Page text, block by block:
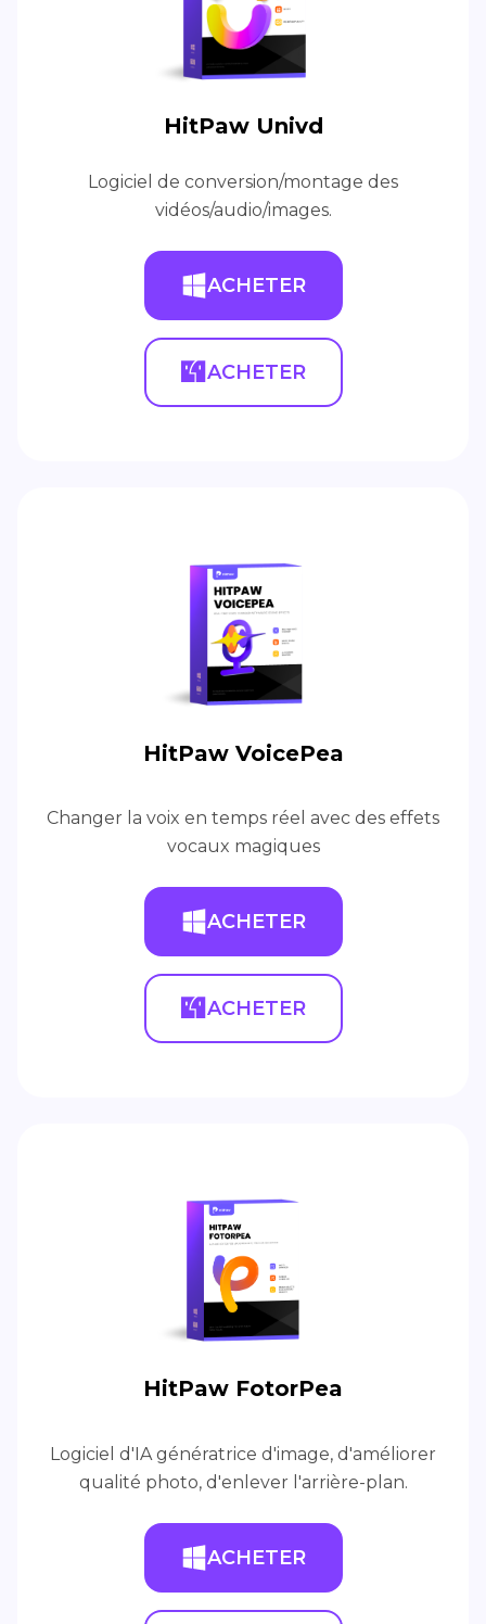
HitPaw Univd
Logiciel de conversion/montage des
vidéos/audio/images.
ACHETER
ACHETER
HitPaw VoicePea
Changer la voix en temps réel avec des effets
vocaux magiques
ACHETER
ACHETER
HitPaw FotorPea
Logiciel d'IA génératrice d'image, d'améliorer
qualité photo, d'enlever l'arrière-plan.
ACHETER